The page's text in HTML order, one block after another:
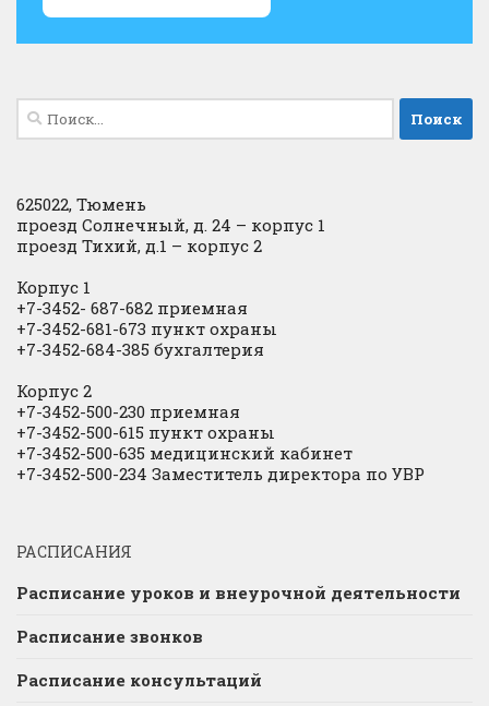
Найти:
625022, Тюмень
проезд Солнечный, д. 24 – корпус 1
проезд Тихий, д.1 – корпус 2
Корпус 1
+7-3452- 687-682 приемная
+7-3452-681-673 пункт охраны
+7-3452-684-385 бухгалтерия
Корпус 2
+7-3452-500-230 приемная
+7-3452-500-615 пункт охраны
+7-3452-500-635 медицинский кабинет
+7-3452-500-234 Заместитель директора по УВР
РАСПИСАНИЯ
Расписание уроков и внеурочной деятельности
Расписание звонков
Расписание консультаций